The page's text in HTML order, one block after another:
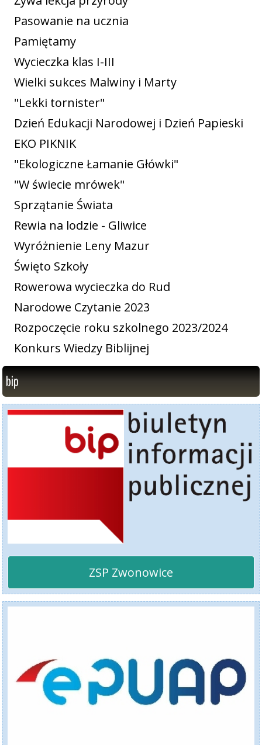
Pasowanie na ucznia
Pamiętamy
Wycieczka klas I-III
Wielki sukces Malwiny i Marty
"Lekki tornister"
Dzień Edukacji Narodowej i Dzień Papieski
EKO PIKNIK
"Ekologiczne Łamanie Główki"
"W świecie mrówek"
Sprzątanie Świata
Rewia na lodzie - Gliwice
Wyróżnienie Leny Mazur
Święto Szkoły
Rowerowa wycieczka do Rud
Narodowe Czytanie 2023
Rozpoczęcie roku szkolnego 2023/2024
Konkurs Wiedzy Biblijnej
bip
ZSP Zwonowice